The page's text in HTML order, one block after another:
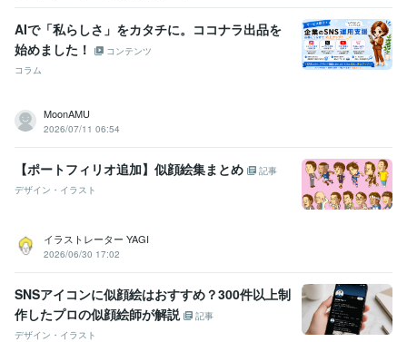
AIで「私らしさ」をカタチに。ココナラ出品を
始めました！
コンテンツ
コラム
MoonAMU
2026/07/11 06:54
【ポートフィリオ追加】似顔絵集まとめ
記事
デザイン・イラスト
イラストレーター YAGI
2026/06/30 17:02
SNSアイコンに似顔絵はおすすめ？300件以上制
作したプロの似顔絵師が解説
記事
デザイン・イラスト